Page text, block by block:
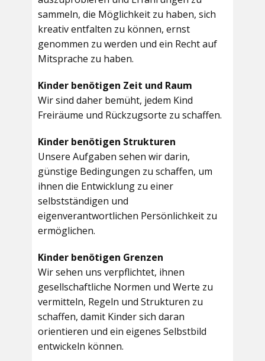
sammeln, die Möglichkeit zu haben, sich
kreativ entfalten zu können, ernst
genommen zu werden und ein Recht auf
Mitsprache zu haben.
Kinder benötigen Zeit und Raum
Wir sind daher bemüht, jedem Kind
Freiräume und Rückzugsorte zu schaffen.
Kinder benötigen Strukturen
Unsere Aufgaben sehen wir darin,
günstige Bedingungen zu schaffen, um
ihnen die Entwicklung zu einer
selbstständigen und
eigenverantwortlichen Persönlichkeit zu
ermöglichen.
Kinder benötigen Grenzen
Wir sehen uns verpflichtet, ihnen
gesellschaftliche Normen und Werte zu
vermitteln, Regeln und Strukturen zu
schaffen, damit Kinder sich daran
orientieren und ein eigenes Selbstbild
entwickeln können.